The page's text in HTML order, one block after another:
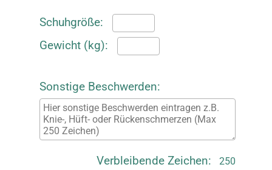
Schuhgröße:
Gewicht (kg):
Sonstige Beschwerden:
Verbleibende Zeichen:
Characters